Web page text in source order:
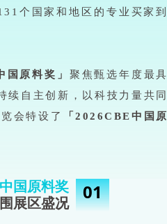
个国家和地区的专业买家到
国原料奖」 聚焦甄选年度最具
续自主创新，以科技力量共同
会特设了
「2026CBE中国原
国原料奖
展区盛况
01